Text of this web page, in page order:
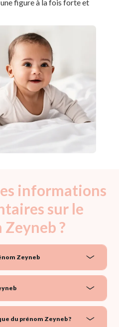
figure à la fois forte et
informations
sur le
?
Zeyneb
du prénom Zeyneb ?